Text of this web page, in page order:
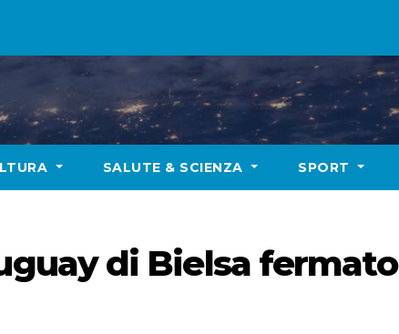
SALUTE & SCIENZA SPORT
di Bielsa